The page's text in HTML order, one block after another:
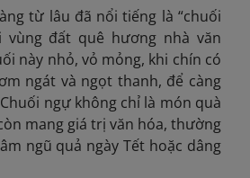
từ lâu đã nổi tiếng là “chuối
vùng đất quê hương nhà văn
này nhỏ, vỏ mỏng, khi chín có
ngát và ngọt thanh, để càng
ngự không chỉ là món quà
mang giá trị văn hóa, thường
ngũ quả ngày Tết hoặc dâng